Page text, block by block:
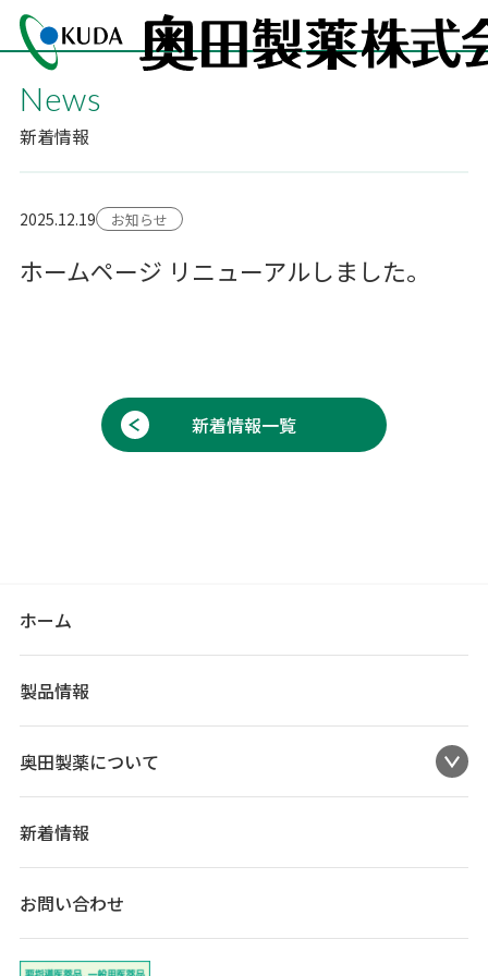
News
新着情報
2025.12.19 お知らせ
ホームページ リニューアルしました。
新着情報一覧
ホーム
製品情報
奥田製薬について
新着情報
お問い合わせ